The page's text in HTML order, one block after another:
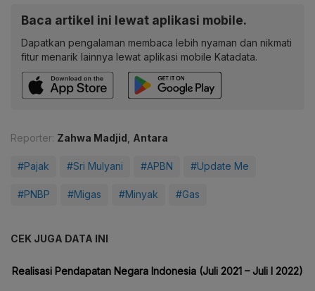
Baca artikel ini lewat aplikasi mobile.
Dapatkan pengalaman membaca lebih nyaman dan nikmati
fitur menarik lainnya lewat aplikasi mobile Katadata.
Reporter: Zahwa Madjid, Antara
#Pajak #Sri Mulyani #APBN #Update Me
#PNBP #Migas #Minyak #Gas
CEK JUGA DATA INI